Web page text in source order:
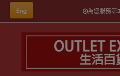
Eng 為您服務第